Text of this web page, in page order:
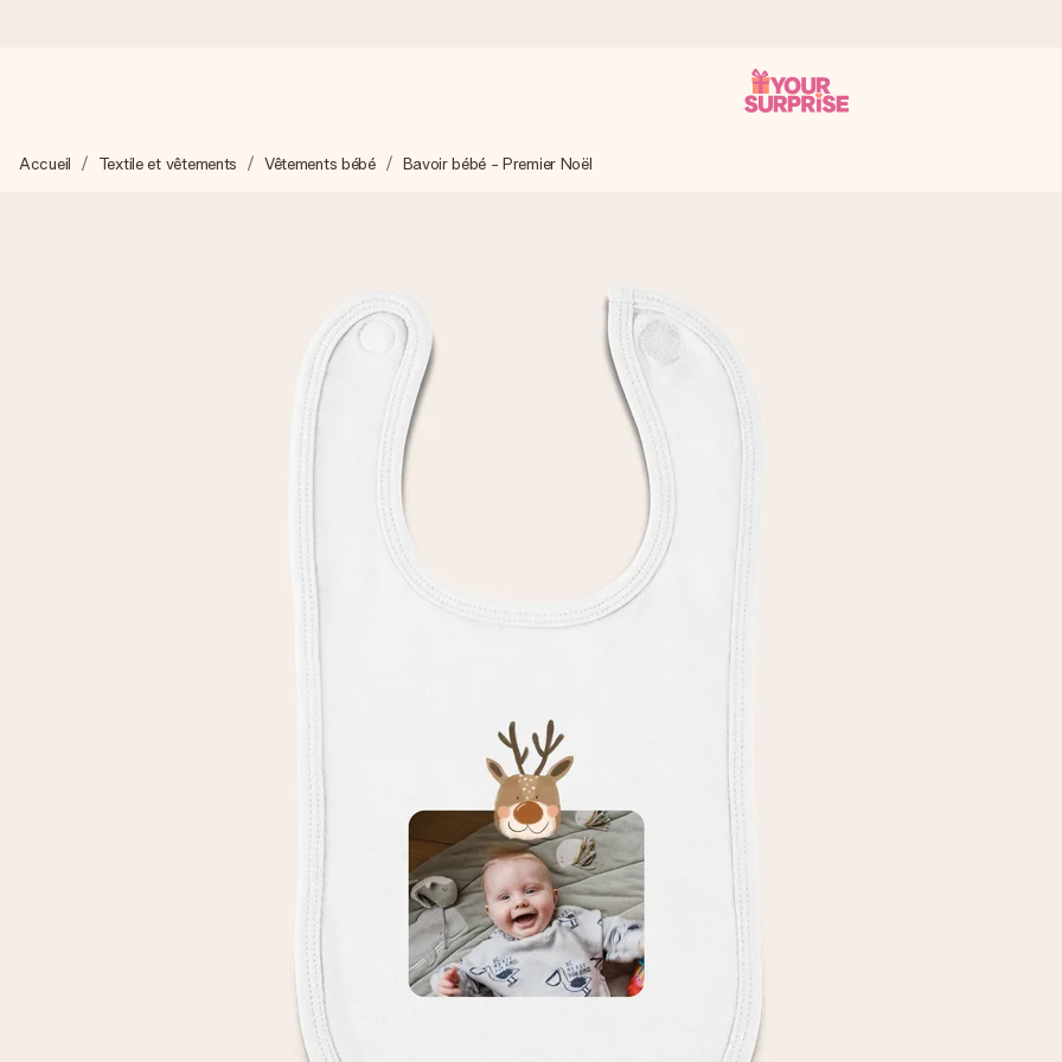
Nous préparons votre cadeau avec attention et l’envoyons en un éclair – pour que vous puissiez l’offrir au bon moment, quand
Nos cadeaux sont appréciés. Les clients nous attribuent une note de 4,8 sur Google Reviews (total de tous les pays où nous
Créez quelque chose d’unique en quelques étapes – avec son prénom, votre photo ou un message qui touche le cœur. Sans
Accueil Textile et vêtements Vêtements bébé Bavoir bébé - Premier Noël